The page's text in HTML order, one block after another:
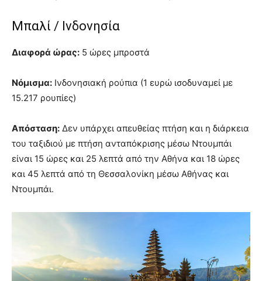
Μπαλί / Ινδονησία
Διαφορά ώρας: 5 ώρες μπροστά
Νόμισμα: Ινδονησιακή ρούπια (1 ευρώ ισοδυναμεί με
15.217 ρουπίες)
Απόσταση: Δεν υπάρχει απευθείας πτήση και η διάρκεια
του ταξιδιού με πτήση ανταπόκρισης μέσω Ντουμπάι
είναι 15 ώρες και 25 λεπτά από την Αθήνα και 18 ώρες
και 45 λεπτά από τη Θεσσαλονίκη μέσω Αθήνας και
Ντουμπάι.